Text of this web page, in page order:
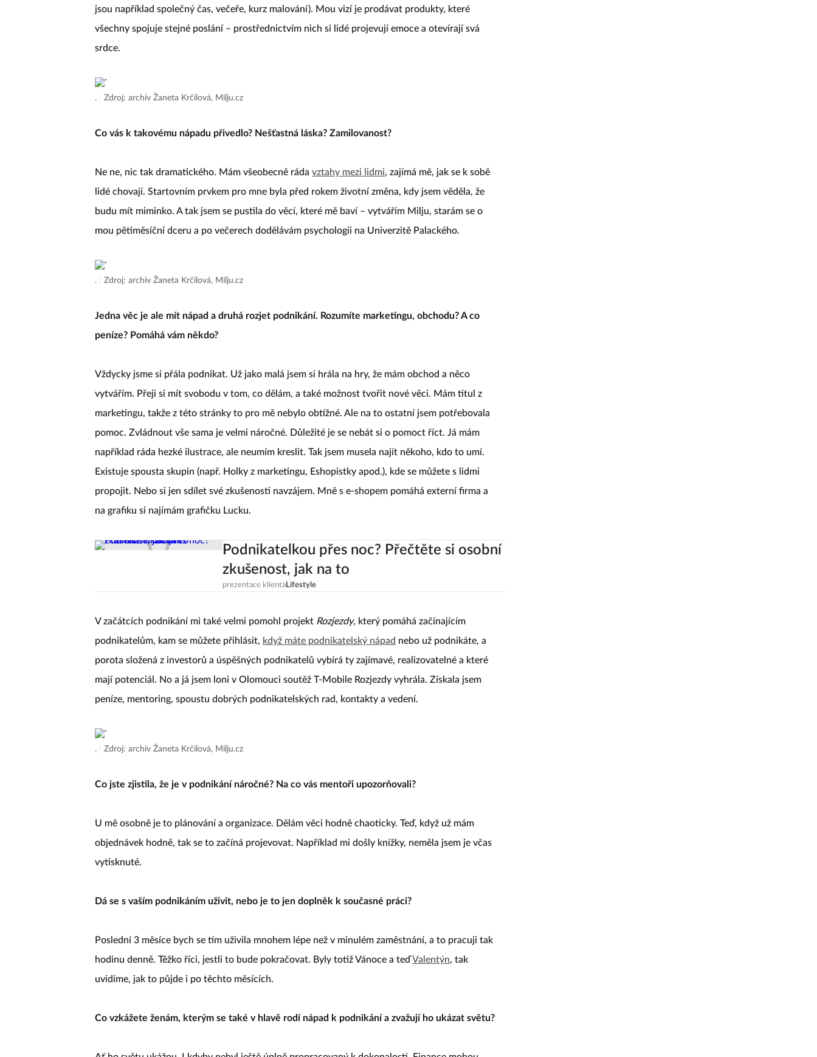
jsou například společný čas, večeře, kurz malování). Mou vizí je prodávat produkty, které
všechny spojuje stejné poslání – prostřednictvím nich si lidé projevují emoce a otevírají svá
srdce.
. Zdroj: archiv Žaneta Krčilová, Milju.cz
Co vás k takovému nápadu přivedlo? Nešťastná láska? Zamilovanost?
Ne ne, nic tak dramatického. Mám všeobecně ráda vztahy mezi lidmi, zajímá mě, jak se k sobě
lidé chovají. Startovním prvkem pro mne byla před rokem životní změna, kdy jsem věděla, že
budu mít miminko. A tak jsem se pustila do věcí, které mě baví – vytvářím Milju, starám se o
mou pětiměsíční dceru a po večerech dodělávám psychologii na Univerzitě Palackého.
. Zdroj: archiv Žaneta Krčilová, Milju.cz
Jedna věc je ale mít nápad a druhá rozjet podnikání. Rozumíte marketingu, obchodu? A co
peníze? Pomáhá vám někdo?
Vždycky jsme si přála podnikat. Už jako malá jsem si hrála na hry, že mám obchod a něco
vytvářím. Přeji si mít svobodu v tom, co dělám, a také možnost tvořit nové věci. Mám titul z
marketingu, takže z této stránky to pro mě nebylo obtížné. Ale na to ostatní jsem potřebovala
pomoc. Zvládnout vše sama je velmi náročné. Důležité je se nebát si o pomoct říct. Já mám
například ráda hezké ilustrace, ale neumím kreslit. Tak jsem musela najít někoho, kdo to umí.
Existuje spousta skupin (např. Holky z marketingu, Eshopistky apod.), kde se můžete s lidmi
propojit. Nebo si jen sdílet své zkušenosti navzájem. Mně s e-shopem pomáhá externí firma a
na grafiku si najímám grafičku Lucku.
Podnikatelkou přes noc? Přečtěte si osobní
zkušenost, jak na to
prezentace klientaLifestyle
V začátcích podnikání mi také velmi pomohl projekt Rozjezdy, který pomáhá začínajícím
podnikatelům, kam se můžete přihlásit, když máte podnikatelský nápad nebo už podnikáte, a
porota složená z investorů a úspěšných podnikatelů vybírá ty zajímavé, realizovatelné a které
mají potenciál. No a já jsem loni v Olomouci soutěž T-Mobile Rozjezdy vyhrála. Získala jsem
peníze, mentoring, spoustu dobrých podnikatelských rad, kontakty a vedení.
. Zdroj: archiv Žaneta Krčilová, Milju.cz
Co jste zjistila, že je v podnikání náročné? Na co vás mentoři upozorňovali?
U mě osobně je to plánování a organizace. Dělám věci hodně chaoticky. Teď, když už mám
objednávek hodně, tak se to začíná projevovat. Například mi došly knížky, neměla jsem je včas
vytisknuté.
Dá se s vaším podnikáním uživit, nebo je to jen doplněk k současné práci?
Poslední 3 měsíce bych se tím uživila mnohem lépe než v minulém zaměstnání, a to pracuji tak
hodinu denně. Těžko říci, jestli to bude pokračovat. Byly totiž Vánoce a teďValentýn, tak
uvidíme, jak to půjde i po těchto měsících.
Co vzkážete ženám, kterým se také v hlavě rodí nápad k podnikání a zvažují ho ukázat světu?